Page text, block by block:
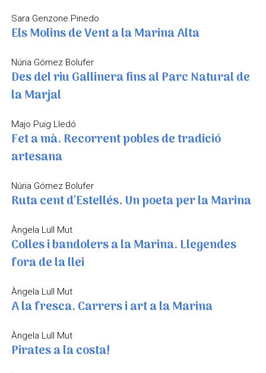
Sara Genzone Pinedo
Els Molins de Vent a la Marina Alta
Núria Gómez Bolufer
Des del riu Gallinera fins al Parc Natural de
la Marjal
Majo Puig Lledó
Fet a mà. Recorrent pobles de tradició
artesana
Núria Gómez Bolufer
Ruta cent d'Estellés. Un poeta per la Marina
Àngela Lull Mut
Colles i bandolers a la Marina. Llegendes
fora de la llei
Àngela Lull Mut
A la fresca. Carrers i art a la Marina
Àngela Lull Mut
Pirates a la costa!